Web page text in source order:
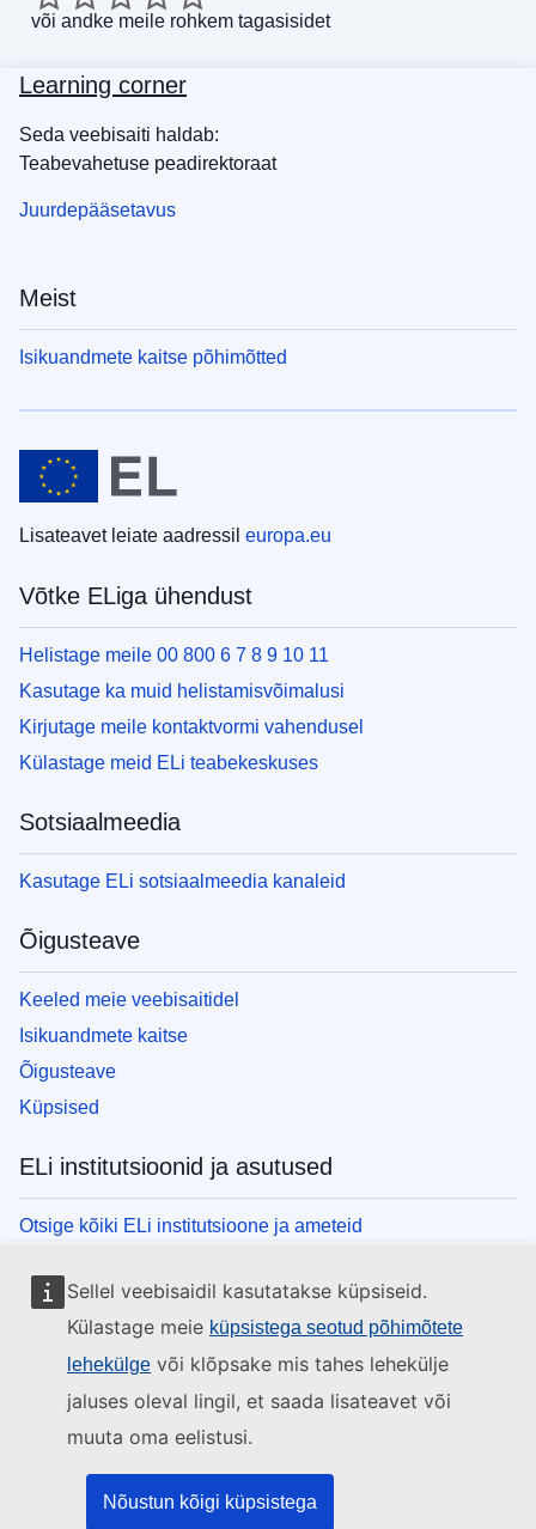
Sellel veebisaidil kasutatakse küpsiseid.
Külastage meie küpsistega seotud põhimõtete
lehekülge või klõpsake mis tahes lehekülje
jaluses oleval lingil, et saada lisateavet või
muuta oma eelistusi.
Nõustun kõigi küpsistega
või andke meile rohkem tagasisidet
Learning corner
Seda veebisaiti haldab:
Teabevahetuse peadirektoraat
Juurdepääsetavus
Meist
Isikuandmete kaitse põhimõtted
Lisateavet leiate aadressil europa.eu
Võtke ELiga ühendust
Helistage meile 00 800 6 7 8 9 10 11
Kasutage ka muid helistamisvõimalusi
Kirjutage meile kontaktvormi vahendusel
Külastage meid ELi teabekeskuses
Sotsiaalmeedia
Kasutage ELi sotsiaalmeedia kanaleid
Õigusteave
Keeled meie veebisaitidel
Isikuandmete kaitse
Õigusteave
Küpsised
ELi institutsioonid ja asutused
Otsige kõiki ELi institutsioone ja ameteid